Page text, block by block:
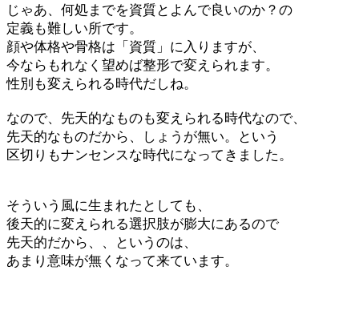
じゃあ、何処までを資質とよんで良いのか？の
定義も難しい所です。
顔や体格や骨格は「資質」に入りますが、
今ならもれなく望めば整形で変えられます。
性別も変えられる時代だしね。
なので、先天的なものも変えられる時代なので、
先天的なものだから、しょうが無い。という
区切りもナンセンスな時代になってきました。
そういう風に生まれたとしても、
後天的に変えられる選択肢が膨大にあるので
先天的だから、、というのは、
あまり意味が無くなって来ています。